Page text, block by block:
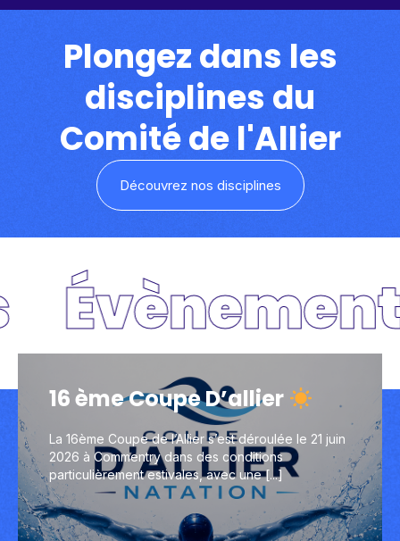
Plongez dans les
disciplines du
Comité de l'Allier
Découvrez nos disciplines
16 ème Coupe D’allier
La 16ème Coupe de l’Allier s’est déroulée le 21 juin
2026 à Commentry dans des conditions
particulièrement estivales, avec une [...]
16 ème Coupe D’allier
La 16ème Coupe de l’Allier s’est déroulée le 21 juin
2026 à Commentry dans des conditions
particulièrement estivales, avec une [...]